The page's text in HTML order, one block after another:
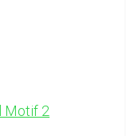
Motif 2